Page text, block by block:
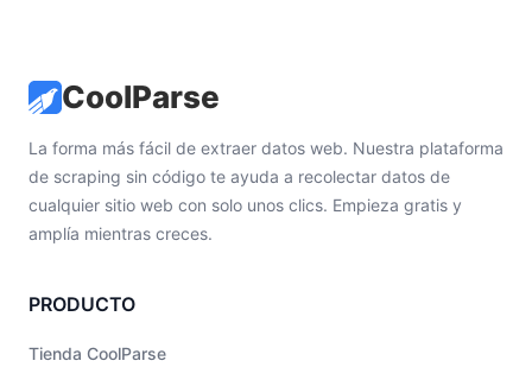
CoolParse
La forma más fácil de extraer datos web. Nuestra plataforma
de scraping sin código te ayuda a recolectar datos de
cualquier sitio web con solo unos clics. Empieza gratis y
amplía mientras creces.
PRODUCTO
Tienda CoolParse